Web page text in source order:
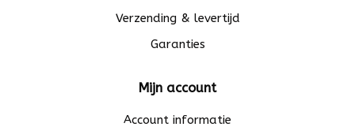
Verzending & levertijd
Garanties
Mijn account
Account informatie